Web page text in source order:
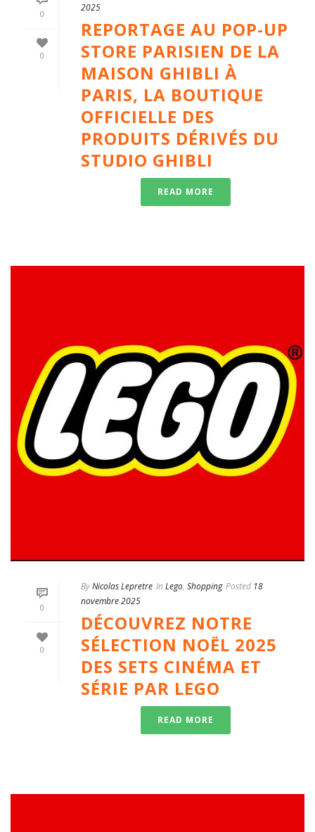
0
0
2025
REPORTAGE AU POP-UP
STORE PARISIEN DE LA
MAISON GHIBLI À
PARIS, LA BOUTIQUE
OFFICIELLE DES
PRODUITS DÉRIVÉS DU
STUDIO GHIBLI
READ MORE
0
0
ByNicolas Lepretre In Lego, Shopping Posted 18
novembre 2025
DÉCOUVREZ NOTRE
SÉLECTION NOËL 2025
DES SETS CINÉMA ET
SÉRIE PAR LEGO
READ MORE